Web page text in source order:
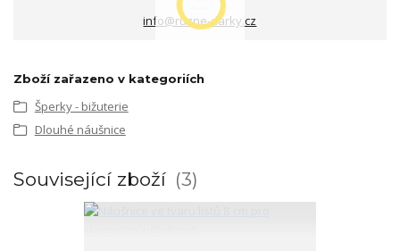
info@ruzne-darky.cz
Zboží zařazeno v kategoriích
Šperky - bižuterie
Dlouhé náušnice
Související zboží 3